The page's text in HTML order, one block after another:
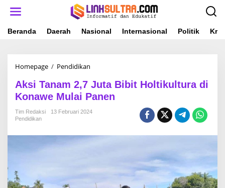
Beranda Daerah Nasional Internasional Politik
Homepage / Pendidikan
s
i
T
a
m
J
Aksi Tanam 2,7 Juta Bibit Holtikultura di
Konawe Mulai Panen
Tim Redaksi
13 Februari 2024
Pendidikan